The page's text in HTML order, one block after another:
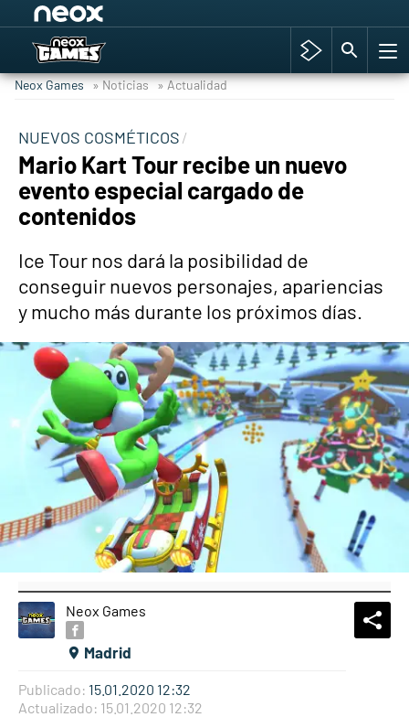
Hyrule Warriors: La Era del Cataclismo
Cyberpunk 2077
Hyrule Warriors
Neox Games » Noticias » Actualidad
NUEVOS COSMÉTICOS
Mario Kart Tour recibe un nuevo
evento especial cargado de
contenidos
Ice Tour nos dará la posibilidad de
conseguir nuevos personajes, apariencias
y mucho más durante los próximos días.
Neox Games
Madrid
Publicado: 15.01.2020 12:32
Actualizado: 15.01.2020 12:32